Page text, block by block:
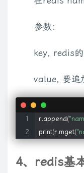
参数：
key, redis
value, 要追
r.append(
print(r.mget(
4、redis基